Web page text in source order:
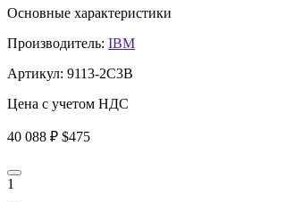
Основные характеристики
Производитель: IBM
Артикул: 9113-2C3B
Цена с учетом НДС
40 088 ₽ $475
1